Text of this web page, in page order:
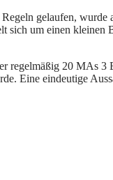
gelaufen,
sich um einen
regelmäßig 20 MAs 3
Eine eindeutige